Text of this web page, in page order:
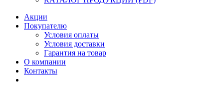
Акции
Покупателю
Условия оплаты
Условия доставки
Гарантия на товар
О компании
Контакты